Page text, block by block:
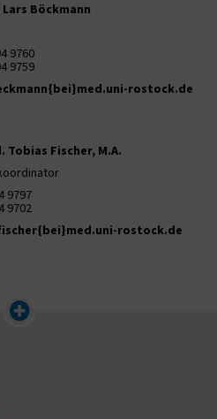
Böckmann
9760
9759
rostock.de
Tobias Fischer, M.A.
9797
9702
rostock.de